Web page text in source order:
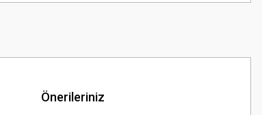
Önerileriniz